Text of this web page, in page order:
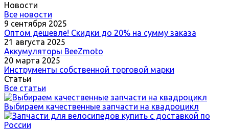
Новости
Все новости
9 сентября 2025
Оптом дешевле! Скидки до 20% на сумму заказа
21 августа 2025
Аккумуляторы BeeZmoto
20 марта 2025
Инструменты собственной торговой марки
Статьи
Все статьи
Выбираем качественные запчасти на квадроцикл